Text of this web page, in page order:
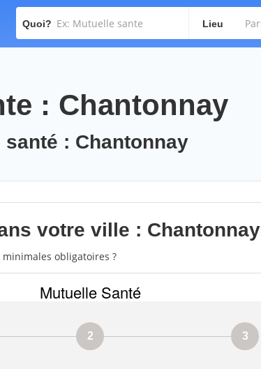
Quoi? Lieu
: Chantonnay
: Chantonnay
votre ville : Chantonnay
obligatoires ?